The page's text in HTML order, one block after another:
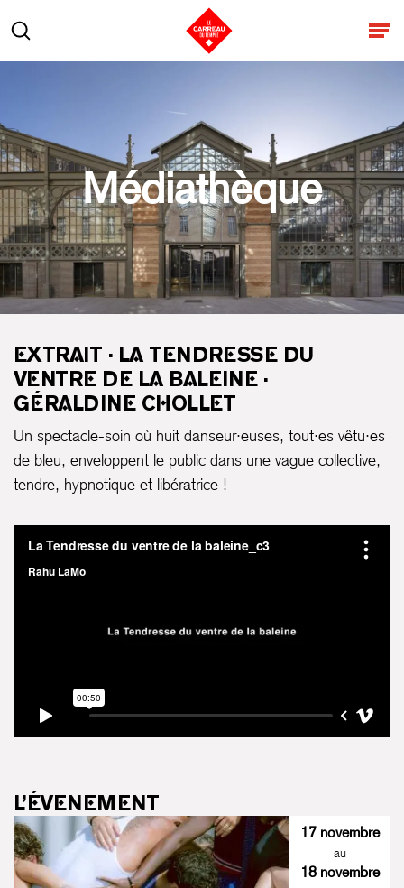
Rechercher
Médiathèque
EXTRAIT · LA TENDRESSE DU
VENTRE DE LA BALEINE ·
GÉRALDINE CHOLLET
Un spectacle-soin où huit danseur·euses, tout·es vêtu·es
de bleu, enveloppent le public dans une vague collective,
tendre, hypnotique et libératrice !
L’ÉVENEMENT
17 novembre
au
18 novembre